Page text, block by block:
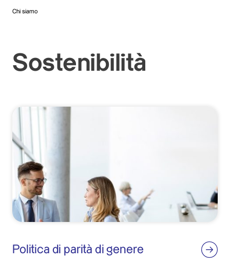
Chi siamo
Sostenibilità
Politica di parità di genere